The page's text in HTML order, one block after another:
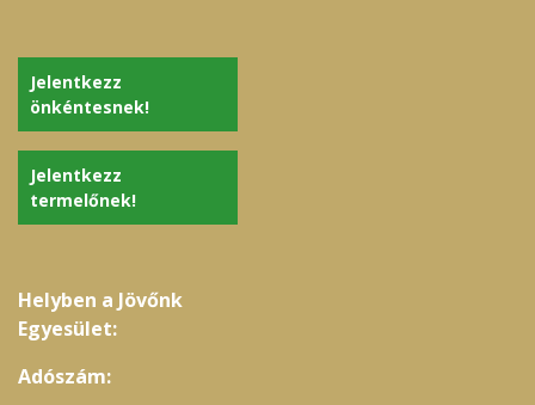
Jelentkezz
önkéntesnek!
Jelentkezz
termelőnek!
Helyben a Jövőnk
Egyesület:
Adószám: